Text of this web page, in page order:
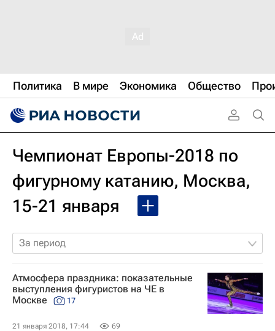
Политика В мире Экономика Общество
Чемпионат Европы-2018 по
фигурному катанию, Москва,
15-21 января
За период
Атмосфера праздника: показательные
выступления фигуристов на ЧЕ в
Москве
17
21 января 2018, 17:44 69